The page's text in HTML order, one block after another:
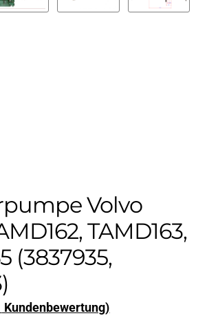
Volvo
TAMD163,
(3837935,
Kundenbewertung)